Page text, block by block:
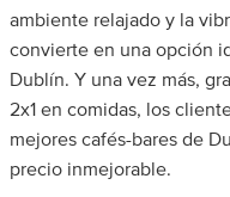
ambiente relajado y la
convierte en una opción
Dublín. Y una vez más,
2x1 en comidas, los
mejores cafés-bares de
precio inmejorable.